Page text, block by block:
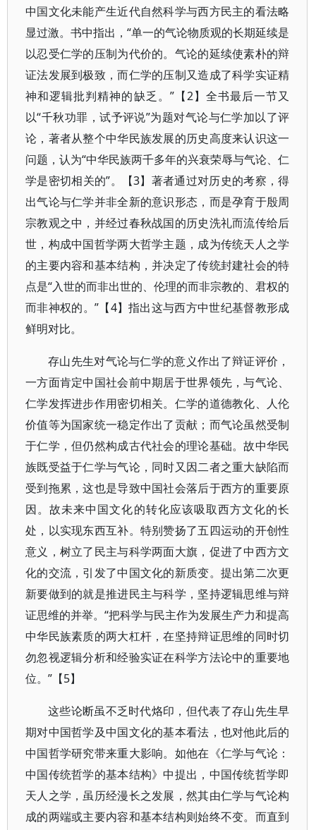
中国文化未能产生近代自然科学与西方民主的看法略
显过激。书中指出，“单一的气论物质观的长期延续是
以忍受仁学的压制为代价的。气论的延续使素朴的辩
证法发展到极致，而仁学的压制又造成了科学实证精
神和逻辑批判精神的缺乏。”【2】全书最后一节又
以“千秋功罪，试予评说”为题对气论与仁学加以了评
论，著者从整个中华民族发展的历史高度来认识这一
问题，认为“中华民族两千多年的兴衰荣辱与气论、仁
学是密切相关的”。【3】著者通过对历史的考察，得
出气论与仁学并非全新的意识形态，而是孕育于殷周
宗教观之中，并经过春秋战国的历史洗礼而流传给后
世，构成中国哲学两大哲学主题，成为传统天人之学
的主要内容和基本结构，并决定了传统封建社会的特
点是“入世的而非出世的、伦理的而非宗教的、君权的
而非神权的。”【4】指出这与西方中世纪基督教形成
鲜明对比。
存山先生对气论与仁学的意义作出了辩证评价，
一方面肯定中国社会前中期居于世界领先，与气论、
仁学发挥进步作用密切相关。仁学的道德教化、人伦
价值等为国家统一稳定作出了贡献；而气论虽然受制
于仁学，但仍然构成古代社会的理论基础。故中华民
族既受益于仁学与气论，同时又因二者之重大缺陷而
受到拖累，这也是导致中国社会落后于西方的重要原
因。故未来中国文化的转化应该吸取西方文化的长
处，以实现东西互补。特别赞扬了五四运动的开创性
意义，树立了民主与科学两面大旗，促进了中西方文
化的交流，引发了中国文化的新质变。提出第二次更
新要做到的就是推进民主与科学，坚持逻辑思维与辩
证思维的并举。“把科学与民主作为发展生产力和提高
中华民族素质的两大杠杆，在坚持辩证思维的同时切
勿忽视逻辑分析和经验实证在科学方法论中的重要地
位。”【5】
这些论断虽不乏时代烙印，但代表了存山先生早
期对中国哲学及中国文化的基本看法，也对他此后的
中国哲学研究带来重大影响。如他在《仁学与气论：
中国传统哲学的基本结构》中提出，中国传统哲学即
天人之学，虽历经漫长之发展，然其由仁学与气论构
成的两端或主要内容和基本结构则始终不变。而直到